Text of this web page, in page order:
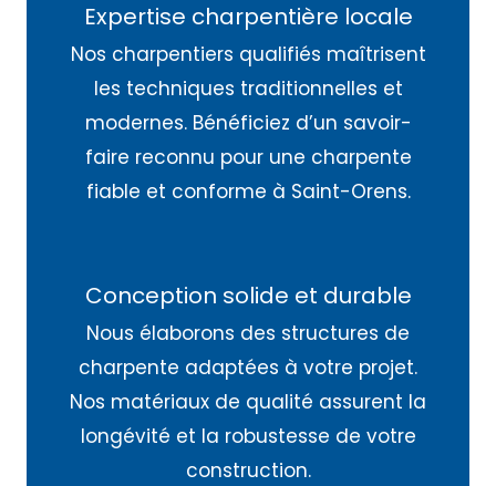
Expertise charpentière locale
Nos charpentiers qualifiés maîtrisent
les techniques traditionnelles et
modernes. Bénéficiez d’un savoir-
faire reconnu pour une charpente
fiable et conforme à Saint-Orens.
Conception solide et durable
Nous élaborons des structures de
charpente adaptées à votre projet.
Nos matériaux de qualité assurent la
longévité et la robustesse de votre
construction.